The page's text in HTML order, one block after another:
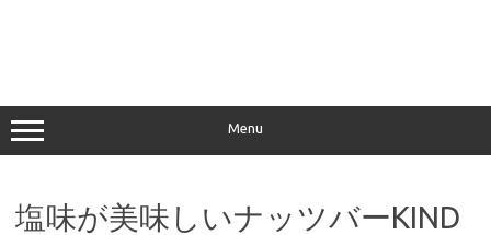
Menu
塩味が美味しいナッツバーKIND